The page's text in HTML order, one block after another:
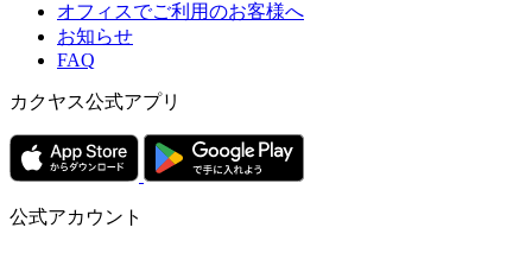
オフィスでご利用のお客様へ
お知らせ
FAQ
カクヤス公式アプリ
公式アカウント